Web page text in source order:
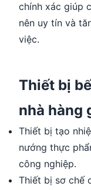
chính xác giúp
nên uy tín và
việc.
Thiết bị
nhà hàng
Thiết bị tạo
nướng thực
công nghiệp.
Thiết bị sơ chế